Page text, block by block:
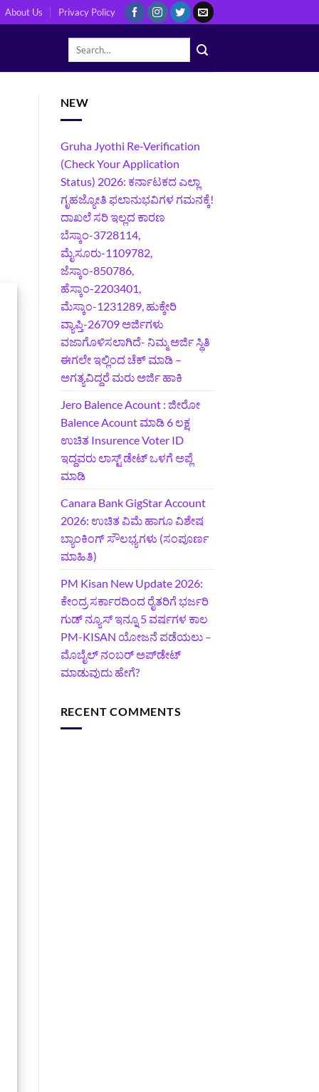
About Us Privacy Policy
NEW
Gruha Jyothi Re-Verification
(Check Your Application
Status) 2026: ಕರ್ನಾಟಕದ ಎಲ್ಲಾ
ಗೃಹಜ್ಯೋತಿ ಫಲಾನುಭವಿಗಳ ಗಮನಕ್ಕೆ!
ದಾಖಲೆ ಸರಿ ಇಲ್ಲದ ಕಾರಣ
ಬೆಸ್ಕಾಂ-3728114,
ಮೈಸೂರು-1109782,
ಜೆಸ್ಕಾಂ-850786,
ಹೆಸ್ಕಾಂ-2203401,
ಮೆಸ್ಕಾಂ-1231289, ಹುಕ್ಕೇರಿ
ವ್ಯಾಪ್ತಿ-26709 ಅರ್ಜಿಗಳು
ವಜಾಗೊಳಿಸಲಾಗಿದೆ- ನಿಮ್ಮ ಅರ್ಜಿ ಸ್ಥಿತಿ
ಈಗಲೇ ಇಲ್ಲಿಂದ ಚೆಕ್ ಮಾಡಿ –
ಅಗತ್ಯವಿದ್ದರೆ ಮರು ಅರ್ಜಿ ಹಾಕಿ
Jero Balence Acount : ಜೀರೋ
Balence Acount ಮಾಡಿ 6 ಲಕ್ಷ
ಉಚಿತ Insurence Voter ID
ಇದ್ದವರು ಲಾಸ್ಟ್‌ ಡೇಟ್‌ ಒಳಗೆ ಅಪ್ಲೆ
ಮಾಡಿ
Canara Bank GigStar Account
2026: ಉಚಿತ ವಿಮೆ ಹಾಗೂ ವಿಶೇಷ
ಬ್ಯಾಂಕಿಂಗ್ ಸೌಲಭ್ಯಗಳು (ಸಂಪೂರ್ಣ
ಮಾಹಿತಿ)
PM Kisan New Update 2026:
ಕೇಂದ್ರ ಸರ್ಕಾರದಿಂದ ರೈತರಿಗೆ ಭರ್ಜರಿ
ಗುಡ್‌ ನ್ಯೂಸ್ ಇನ್ನೂ 5 ವರ್ಷಗಳ ಕಾಲ
PM-KISAN ಯೋಜನೆ ಪಡೆಯಲು –
ಮೊಬೈಲ್ ನಂಬರ್ ಅಪ್‌ಡೇಟ್
ಮಾಡುವುದು ಹೇಗೆ?
RECENT COMMENTS